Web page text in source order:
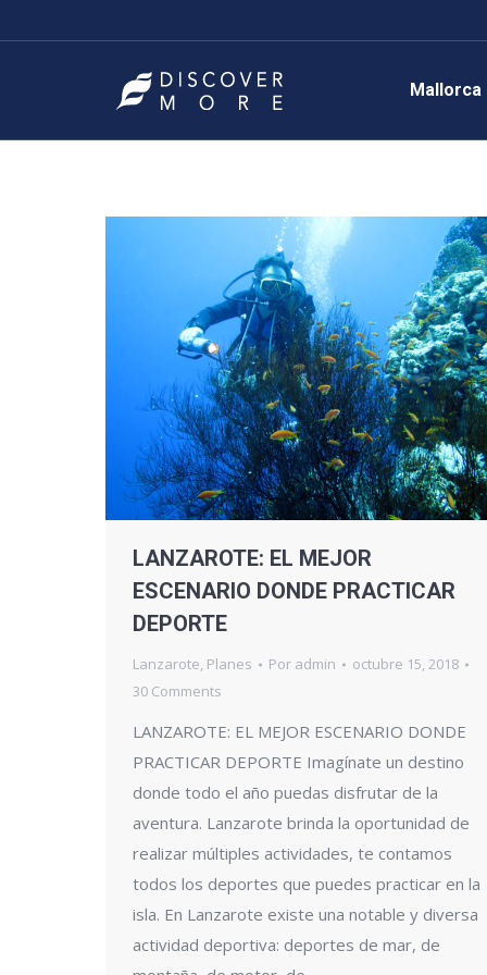
Mallorca
LANZAROTE: EL MEJOR
ESCENARIO DONDE PRACTICAR
DEPORTE
Lanzarote, Planes Por admin
octubre 15, 2018
30 Comments
LANZAROTE: EL MEJOR ESCENARIO DONDE
PRACTICAR DEPORTE Imagínate un destino
donde todo el año puedas disfrutar de la
aventura. Lanzarote brinda la oportunidad de
realizar múltiples actividades, te contamos
todos los deportes que puedes practicar en la
isla. En Lanzarote existe una notable y diversa
actividad deportiva: deportes de mar, de